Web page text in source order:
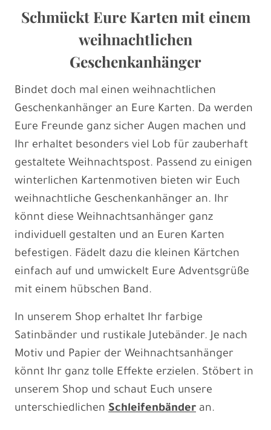
Schmückt Eure Karten mit einem
weihnachtlichen
Geschenkanhänger
Bindet doch mal einen weihnachtlichen
Geschenkanhänger an Eure Karten. Da werden
Eure Freunde ganz sicher Augen machen und
Ihr erhaltet besonders viel Lob für zauberhaft
gestaltete Weihnachtspost. Passend zu einigen
winterlichen Kartenmotiven bieten wir Euch
weihnachtliche Geschenkanhänger an. Ihr
könnt diese Weihnachtsanhänger ganz
individuell gestalten und an Euren Karten
befestigen. Fädelt dazu die kleinen Kärtchen
einfach auf und umwickelt Eure Adventsgrüße
mit einem hübschen Band.
In unserem Shop erhaltet Ihr farbige
Satinbänder und rustikale Jutebänder. Je nach
Motiv und Papier der Weihnachtsanhänger
könnt Ihr ganz tolle Effekte erzielen. Stöbert in
unserem Shop und schaut Euch unsere
unterschiedlichen Schleifenbänder an.